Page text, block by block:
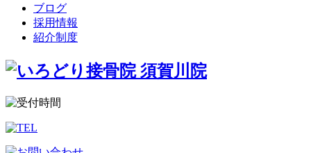
ブログ
採用情報
紹介制度